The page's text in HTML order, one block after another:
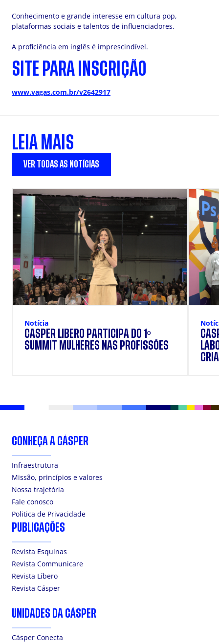
Conhecimento e grande interesse em cultura pop,
plataformas sociais e talentos de influenciadores.
A proficiência em inglês é imprescindível.
SITE PARA INSCRIÇÃO
www.vagas.com.br/v2642917
LEIA MAIS
VER TODAS AS NOTÍCIAS
Notícia
CÁSPER LÍBERO PARTICIPA DO 1º
SUMMIT MULHERES NAS PROFISSÕES
CONHEÇA A CÁSPER
Infraestrutura
Missão, princípios e valores
Nossa trajetória
Fale conosco
Politica de Privacidade
PUBLICAÇÕES
Revista Esquinas
Revista Communicare
Revista Líbero
Revista Cásper
UNIDADES DA CÁSPER
Cásper Conecta